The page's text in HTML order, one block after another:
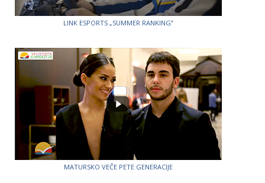
LINK ESPORTS „SUMMER RANKING”
MATURSKO VEČE PETE GENERACIJE